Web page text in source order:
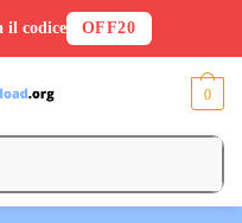
0
il codice OFF20